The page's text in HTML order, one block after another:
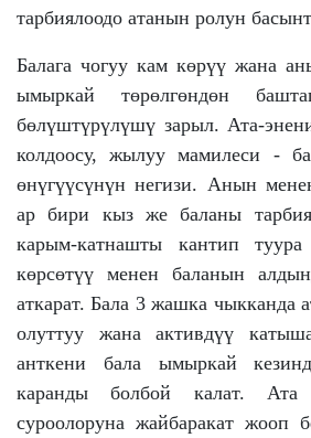
тарбиялоодо атанын ролун
Балага чогуу кам көрүү жана
ымыркай төрөлгөндөн
бөлүштүрүлүшү зарыл. Ата-
колдоосу, жылуу мамилеси -
өнүгүүсүнүн негизи. Анын
ар бири кыз же баланы
карым-катнашты кантип туура
көрсөтүү менен баланын
аткарат. Бала 3 жашка чыкканда
олуттуу жана активдүү
анткени бала ымыркай
каранды болбой калат. Ата
суроолоруна жайбаракат жооп